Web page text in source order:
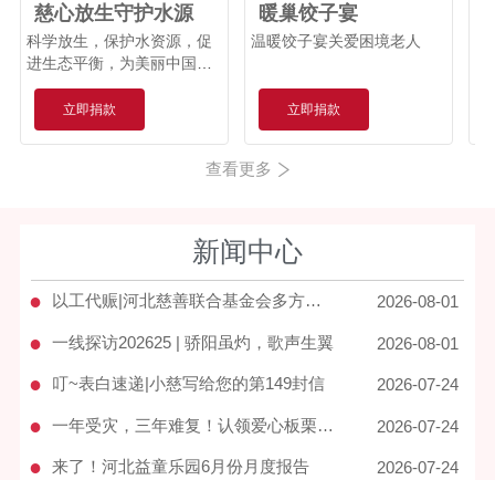
甘** 捐赠 【梦想口袋】
李** 捐赠
慈心放生守护水源
科学放生，保护水资源，促
进生态平衡，为美丽中国建
设贡献一份力。
立即捐款
暖巢饺子宴
温暖饺子宴关爱困境老人
立即捐款
查看更多
新闻中心
● 以工代赈|河北慈善联合基金会多方位守护宽城家园 2026-08-01
● 一线探访202625 | 骄阳虽灼，歌声生翼 2026-08-01
● 叮~表白速递|小慈写给您的第149封信 2026-07-24
● 一年受灾，三年难复！认领爱心板栗苗，帮宽城栗农重拾活下去的底气 2026-07-24
● 来了！河北益童乐园6月份月度报告 2026-07-24